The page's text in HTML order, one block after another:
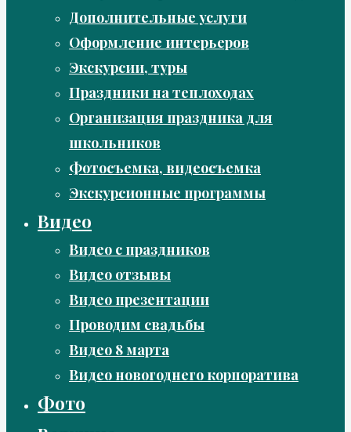
Дополнительные услуги
Оформление интерьеров
Экскурсии, туры
Праздники на теплоходах
Организация праздника для
школьников
Фотосъемка, видеосъемка
Экскурсионные программы
Видео
Видео с праздников
Видео отзывы
Видео презентации
Проводим свадьбы
Видео 8 марта
Видео новогоднего корпоратива
Фото